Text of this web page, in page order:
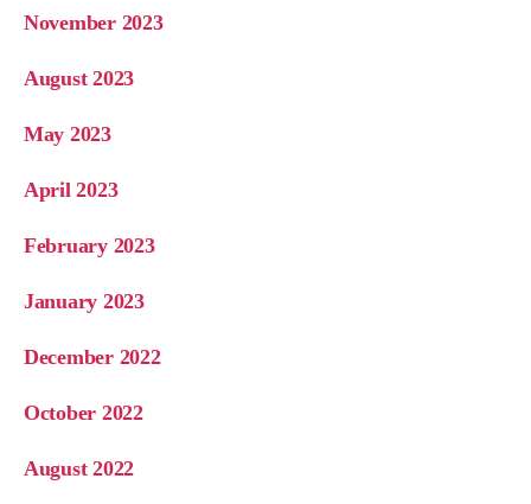
November 2023
August 2023
May 2023
April 2023
February 2023
January 2023
December 2022
October 2022
August 2022